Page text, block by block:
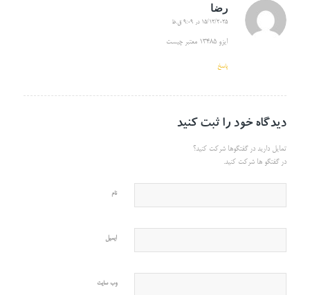
رضا
گفته:
15/12/2025 در 9:09 ق.ظ
ایزو 13485 معتبر چیست
پاسخ
دیدگاه خود را ثبت کنید
تمایل دارید در گفتگوها شرکت کنید؟
در گفتگو ها شرکت کنید.
نام
ایمیل
وب‌ سایت